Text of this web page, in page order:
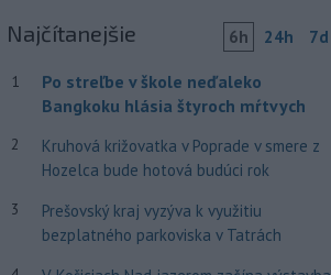
Najčítanejšie 6h 24h 7d
1
Po streľbe v škole neďaleko
Bangkoku hlásia štyroch mŕtvych
2
Kruhová križovatka v Poprade v smere z
Hozelca bude hotová budúci rok
3
Prešovský kraj vyzýva k využitiu
bezplatného parkoviska v Tatrách